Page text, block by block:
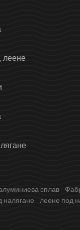
леене
сплав
налягане леене под